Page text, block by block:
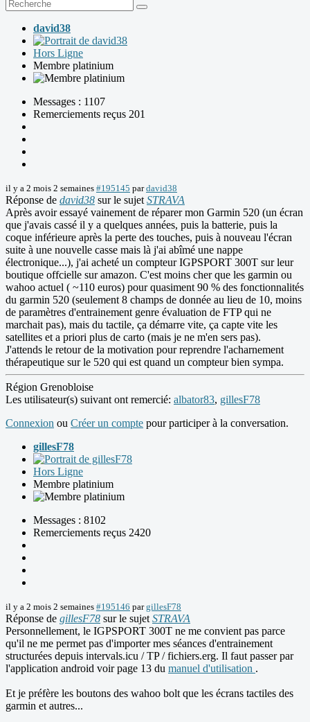
david38
Hors Ligne
Membre platinium
Messages : 1107
Remerciements reçus 201
il y a 2 mois 2 semaines #195145 pardavid38
Réponse de david38 sur le sujet STRAVA
Après avoir essayé vainement de réparer mon Garmin 520 (un écran
que j'avais cassé il y a quelques années, puis la batterie, puis la
coque inférieure après la perte des touches, puis à nouveau l'écran
suite à une nouvelle casse mais là j'ai abîmé une nappe
électronique...), j'ai acheté un compteur IGPSPORT 300T sur leur
boutique offcielle sur amazon. C'est moins cher que les garmin ou
wahoo actuel ( ~110 euros) pour quasiment 90 % des fonctionnalités
du garmin 520 (seulement 8 champs de donnée au lieu de 10, moins
de paramètres d'entrainement genre évaluation de FTP qui ne
marchait pas), mais du tactile, ça démarre vite, ça capte vite les
satellites et a priori plus de carto (mais je ne m'en sers pas).
J'attends le retour de la motivation pour reprendre l'acharnement
thérapeutique sur le 520 qui est quand un compteur bien sympa.
Région Grenobloise
Les utilisateur(s) suivant ont remercié: albator83, gillesF78
Connexion ou Créer un compte pour participer à la conversation.
gillesF78
Hors Ligne
Membre platinium
Messages : 8102
Remerciements reçus 2420
il y a 2 mois 2 semaines #195146 pargillesF78
Réponse de gillesF78 sur le sujet STRAVA
Personnellement, le IGPSPORT 300T ne me convient pas parce
qu'il ne me permet pas d'importer mes séances d'entrainement
structurées depuis intervals.icu / TP / fichiers.erg. Il faut passer par
l'application android voir page 13 du manuel d'utilisation .
Et je préfère les boutons des wahoo bolt que les écrans tactiles des
garmin et autres...